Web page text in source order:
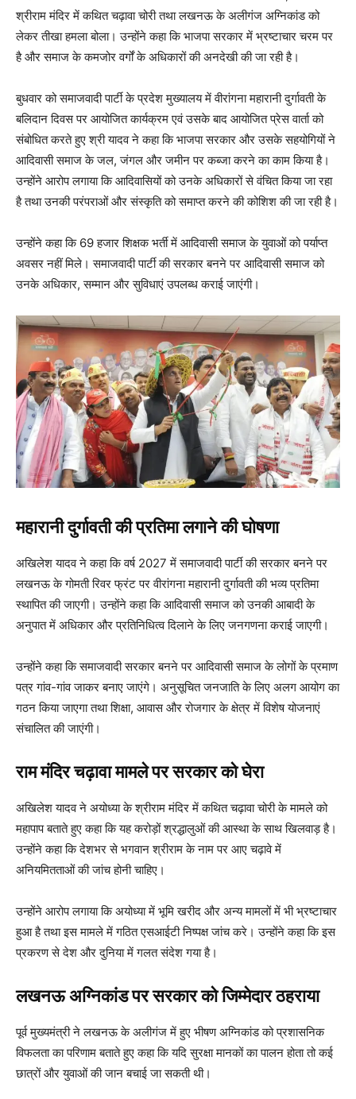
श्रीराम मंदिर में कथित चढ़ावा चोरी तथा लखनऊ के अलीगंज अग्निकांड को
लेकर तीखा हमला बोला। उन्होंने कहा कि भाजपा सरकार में भ्रष्टाचार चरम पर
है और समाज के कमजोर वर्गों के अधिकारों की अनदेखी की जा रही है।
बुधवार को समाजवादी पार्टी के प्रदेश मुख्यालय में वीरांगना महारानी दुर्गावती के
बलिदान दिवस पर आयोजित कार्यक्रम एवं उसके बाद आयोजित प्रेस वार्ता को
संबोधित करते हुए श्री यादव ने कहा कि भाजपा सरकार और उसके सहयोगियों ने
आदिवासी समाज के जल, जंगल और जमीन पर कब्जा करने का काम किया है।
उन्होंने आरोप लगाया कि आदिवासियों को उनके अधिकारों से वंचित किया जा रहा
है तथा उनकी परंपराओं और संस्कृति को समाप्त करने की कोशिश की जा रही है।
उन्होंने कहा कि 69 हजार शिक्षक भर्ती में आदिवासी समाज के युवाओं को पर्याप्त
अवसर नहीं मिले। समाजवादी पार्टी की सरकार बनने पर आदिवासी समाज को
उनके अधिकार, सम्मान और सुविधाएं उपलब्ध कराई जाएंगी।
महारानी दुर्गावती की प्रतिमा लगाने की घोषणा
अखिलेश यादव ने कहा कि वर्ष 2027 में समाजवादी पार्टी की सरकार बनने पर
लखनऊ के गोमती रिवर फ्रंट पर वीरांगना महारानी दुर्गावती की भव्य प्रतिमा
स्थापित की जाएगी। उन्होंने कहा कि आदिवासी समाज को उनकी आबादी के
अनुपात में अधिकार और प्रतिनिधित्व दिलाने के लिए जनगणना कराई जाएगी।
उन्होंने कहा कि समाजवादी सरकार बनने पर आदिवासी समाज के लोगों के प्रमाण
पत्र गांव-गांव जाकर बनाए जाएंगे। अनुसूचित जनजाति के लिए अलग आयोग का
गठन किया जाएगा तथा शिक्षा, आवास और रोजगार के क्षेत्र में विशेष योजनाएं
संचालित की जाएंगी।
राम मंदिर चढ़ावा मामले पर सरकार को घेरा
अखिलेश यादव ने अयोध्या के श्रीराम मंदिर में कथित चढ़ावा चोरी के मामले को
महापाप बताते हुए कहा कि यह करोड़ों श्रद्धालुओं की आस्था के साथ खिलवाड़ है।
उन्होंने कहा कि देशभर से भगवान श्रीराम के नाम पर आए चढ़ावे में
अनियमितताओं की जांच होनी चाहिए।
उन्होंने आरोप लगाया कि अयोध्या में भूमि खरीद और अन्य मामलों में भी भ्रष्टाचार
हुआ है तथा इस मामले में गठित एसआईटी निष्पक्ष जांच करे। उन्होंने कहा कि इस
प्रकरण से देश और दुनिया में गलत संदेश गया है।
लखनऊ अग्निकांड पर सरकार को जिम्मेदार ठहराया
पूर्व मुख्यमंत्री ने लखनऊ के अलीगंज में हुए भीषण अग्निकांड को प्रशासनिक
विफलता का परिणाम बताते हुए कहा कि यदि सुरक्षा मानकों का पालन होता तो कई
छात्रों और युवाओं की जान बचाई जा सकती थी।